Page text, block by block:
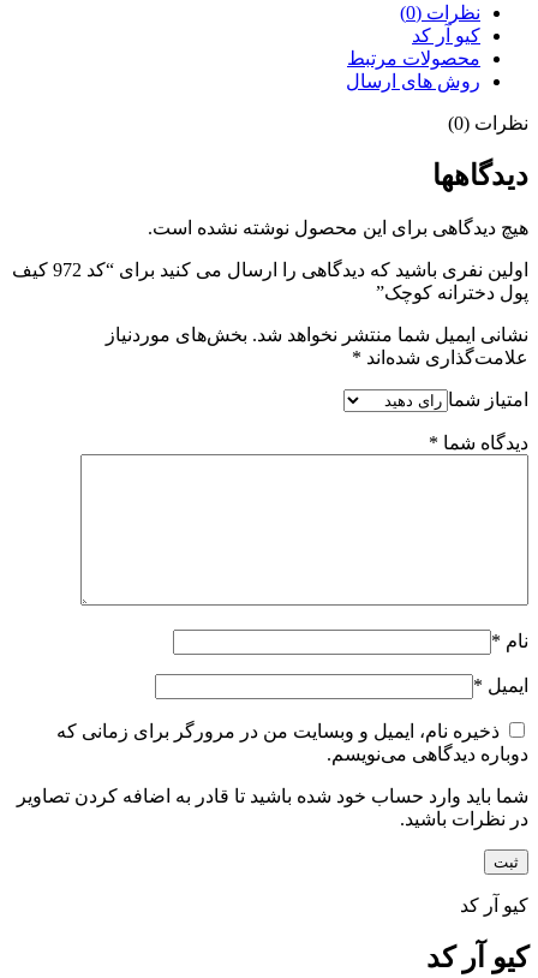
نظرات (0)
کیو آر کد
محصولات مرتبط
روش های ارسال
نظرات (0)
دیدگاهها
هیچ دیدگاهی برای این محصول نوشته نشده است.
اولین نفری باشید که دیدگاهی را ارسال می کنید برای “کد 972 کیف
پول دخترانه کوچک”
نشانی ایمیل شما منتشر نخواهد شد. بخش‌های موردنیاز
علامت‌گذاری شده‌اند *
امتیاز شما
دیدگاه شما *
نام *
ایمیل *
ذخیره نام، ایمیل و وبسایت من در مرورگر برای زمانی که
دوباره دیدگاهی می‌نویسم.
شما باید وارد حساب خود شده باشید تا قادر به اضافه کردن تصاویر
در نظرات باشید.
کیو آر کد
کیو آر کد